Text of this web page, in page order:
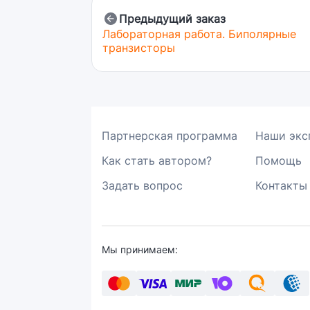
Предыдущий заказ
Лабораторная работа. Биполярные
транзисторы
Партнерская программа
Наши
Как стать автором?
Помощь
Задать вопрос
Контакты
Мы принимаем: